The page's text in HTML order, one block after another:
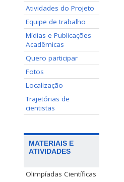
Atividades do Projeto
Equipe de trabalho
Mídias e Publicações
Acadêmicas
Quero participar
Fotos
Localização
Trajetórias de
cientistas
MATERIAIS E
ATIVIDADES
Olimpíadas Científicas